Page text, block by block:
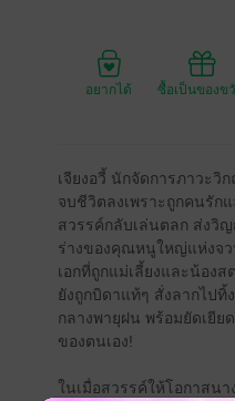
อยากได้ ซื้อเป็นของข
เจียงอวี้ นักจัดการภาวะวิ
จบชีวิตลงเพราะถูกคนรัก
สวรรค์กลับเล่นตลก ส่งวิ
ร่างของคุณหนูใหญ่แห่งจว
เอกที่ถูกแม่เลี้ยงและน้อง
ยังถูกบิดาแท้ๆ สั่งลากไปทิ้
กลางพายุฝน พร้อมยัดเยี
ของตนเอง!
ในเมื่อสวรรค์ให้โอกาสน